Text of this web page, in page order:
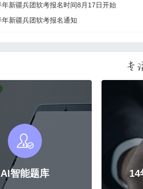
年新疆兵团软考报名时间8月17日开始
新疆兵团软考报名通知
AI智能题库 14